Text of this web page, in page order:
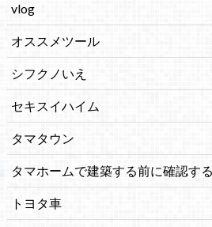
vlog
オススメツール
シフクノいえ
セキスイハイム
タマタウン
タマホームで建築する前に確認す
トヨタ車